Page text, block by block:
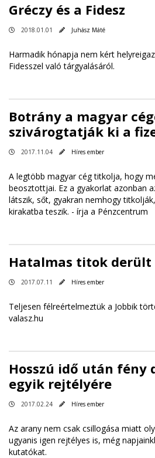
Gréczy és a Fidesz
2018.01.01 Juhász Máté
Harmadik hónapja nem kért
Fidesszel való tárgyalásáról.
Botrány a magyar
szivárogtatják ki a
2017.11.04 Híres ember
A legtöbb magyar cég titkolja, hogy
beosztottjai. Ez a gyakorlat azonban
látszik, sőt, gyakran nemhogy
kirakatba teszik. - írja a Pénzcentrum
Hatalmas titok derült
2017.07.11 Híres ember
Teljesen félreértelmeztük a Jobbik
valasz.hu
Hosszú idő után fény
egyik rejtélyére
2017.02.24 Híres ember
Az arany nem csak csillogása miatt
ugyanis igen rejtélyes is, még
kutatókat.